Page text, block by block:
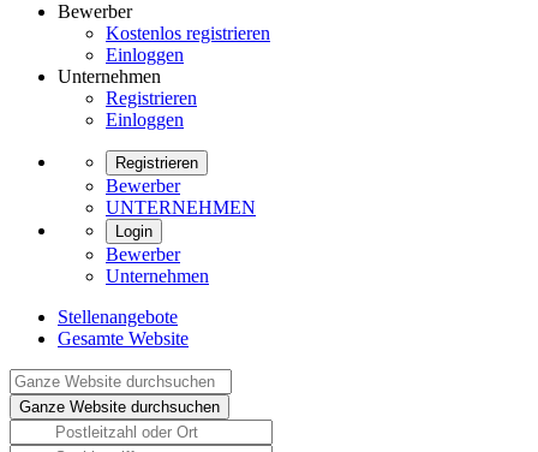
Bewerber
Kostenlos registrieren
Einloggen
Unternehmen
Registrieren
Einloggen
Registrieren
Bewerber
UNTERNEHMEN
Login
Bewerber
Unternehmen
Stellenangebote
Gesamte Website